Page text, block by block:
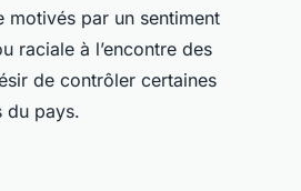
motivés par un sentiment
raciale à l’encontre des
de contrôler certaines
du pays.